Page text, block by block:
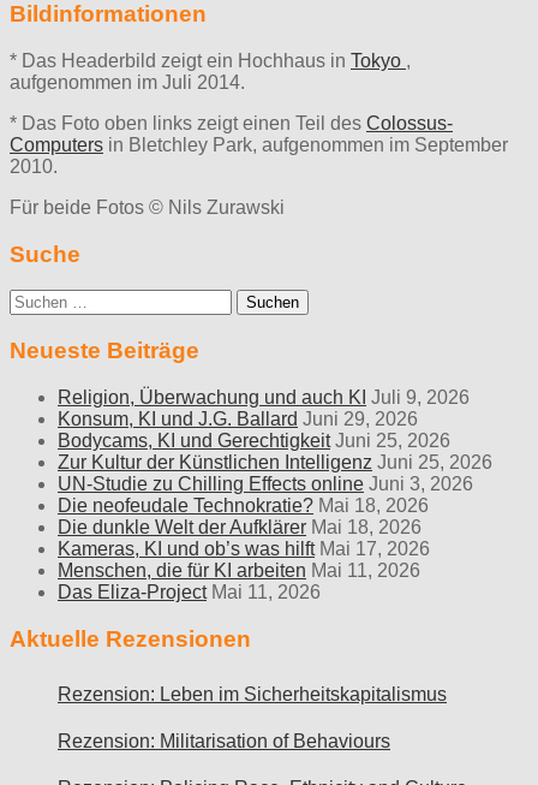
Bildinformationen
* Das Headerbild zeigt ein Hochhaus in Tokyo ,
aufgenommen im Juli 2014.
* Das Foto oben links zeigt einen Teil des Colossus-
Computers in Bletchley Park, aufgenommen im September
2010.
Für beide Fotos © Nils Zurawski
Suche
Suche
nach:
Neueste Beiträge
Religion, Überwachung und auch KI Juli 9, 2026
Konsum, KI und J.G. Ballard Juni 29, 2026
Bodycams, KI und Gerechtigkeit Juni 25, 2026
Zur Kultur der Künstlichen Intelligenz Juni 25, 2026
UN-Studie zu Chilling Effects online Juni 3, 2026
Die neofeudale Technokratie? Mai 18, 2026
Die dunkle Welt der Aufklärer Mai 18, 2026
Kameras, KI und ob’s was hilft Mai 17, 2026
Menschen, die für KI arbeiten Mai 11, 2026
Das Eliza-Project Mai 11, 2026
Aktuelle Rezensionen
Rezension: Leben im Sicherheitskapitalismus
Rezension: Militarisation of Behaviours